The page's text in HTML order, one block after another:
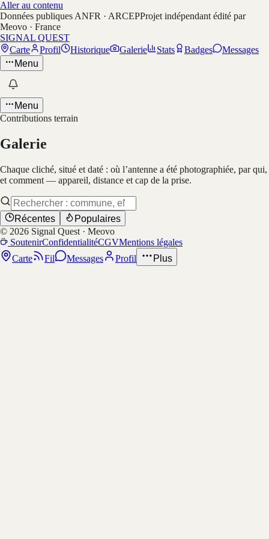
Aller au contenu
Données publiques ANFR · ARCEPProjet indépendant édité par
Meovo · France
SIGNAL QUEST
Carte
Profil Historique Galerie Stats Badges
Messages
Menu
Menu
Contributions terrain
Galerie
Chaque cliché, situé et daté : où l’antenne a été photographiée, par qui,
et comment — appareil, distance et cap de la prise.
Récentes
Populaires
© 2026 Signal Quest · Meovo
SoutenirConfidentialitéCGVMentions légales
Carte
Fil Messages Profil Plus